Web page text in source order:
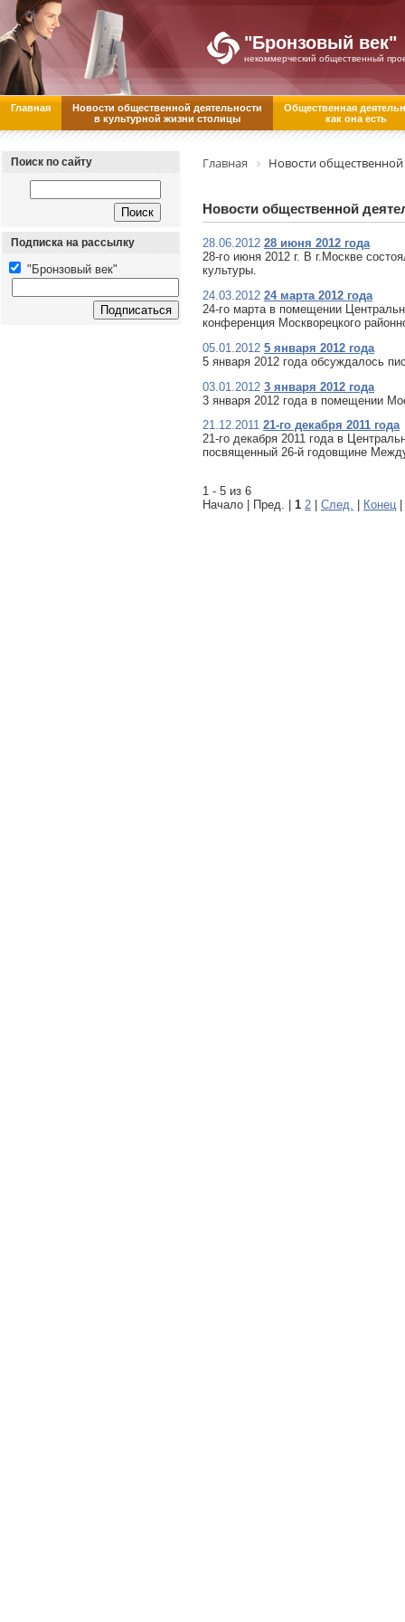
"Бронзовый век"
некоммерческий общественный
Главная
Новости общественной деятельности
в культурной жизни столицы
Общественная
как она есть
Поиск по сайту
Подписка на рассылку
"Бронзовый век"
Главная Новости
Новости общественной
28.06.2012 28 июня 2012 года
28-го июня 2012 г. В г.Москве
культуры.
24.03.2012 24 марта 2012 года
24-го марта в помещении
конференция Москворецкого
05.01.2012 5 января 2012 года
5 января 2012 года обсуждалось
03.01.2012 3 января 2012 года
3 января 2012 года в помещении
21.12.2011 21-го декабря 2011 года
21-го декабря 2011 года в
посвященный 26-й годовщине
1 - 5 из 6
Начало | Пред. | 1 2 След. Конец